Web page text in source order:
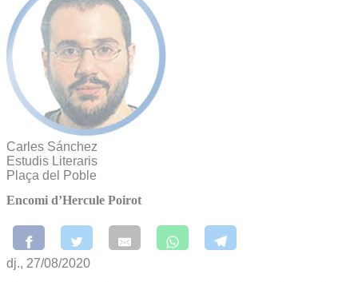
Carles Sánchez
Estudis Literaris
Plaça del Poble
Encomi d’Hercule Poirot
dj., 27/08/2020